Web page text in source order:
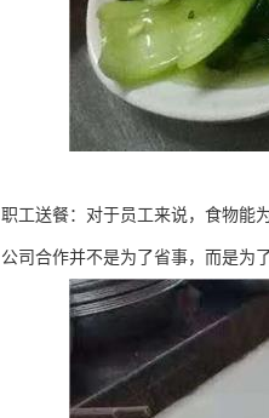
职工送餐：对于员工来说，食物能
公司合作并不是为了省事，而是为